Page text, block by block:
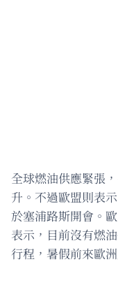
全球燃油供應緊張
升。不過歐盟則表
於塞浦路斯開會。
表示，目前沒有燃
行程，暑假前來歐洲